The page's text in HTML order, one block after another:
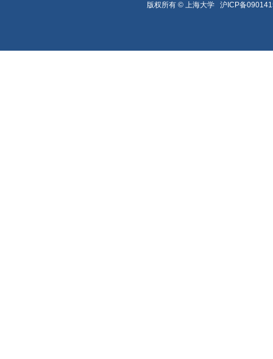
版权所有 ©上海大学 沪ICP备